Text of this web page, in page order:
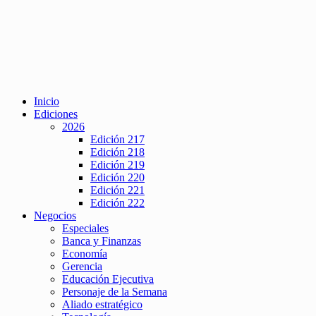
Inicio
Ediciones
2026
Edición 217
Edición 218
Edición 219
Edición 220
Edición 221
Edición 222
Negocios
Especiales
Banca y Finanzas
Economía
Gerencia
Educación Ejecutiva
Personaje de la Semana
Aliado estratégico